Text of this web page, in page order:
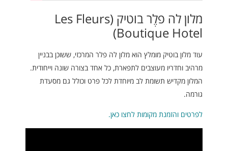
מלון לה פלֶר בוטיק (Les Fleurs
Boutique Hotel)
עוד מלון בוטיק מומלץ הוא מלון לה פלר המרכזי, ששוכן בבניין
מרהיב וחדריו מעוצבים לתפארת, כל אחד בצורה שונה וייחודית.
המלון מקדיש תשומת לב מיוחדת לכל פרט וכולל גם מסעדת
גורמה.
לפרטים והזמנת מקומות לחצו כאן.